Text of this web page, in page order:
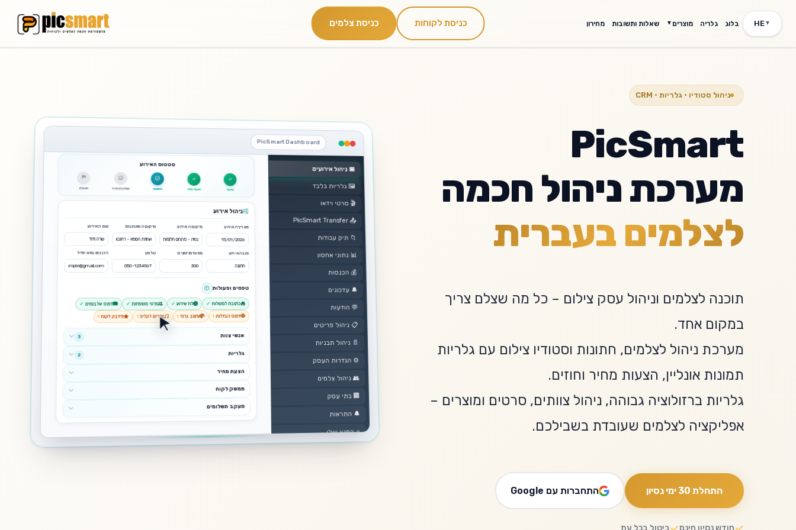
HE▼ בלוג גלריה מוצרים ▼ שאלות ותשובות מחירון כניסת לקוחות כניסת צלמים
כל היכולות במקום אחד
ניהול סטודיו • גלריות • CRM
PicSmart
מערכת ניהול חכמה
לצלמים בעברית
תוכנה לצלמים וניהול עסק צילום – כל מה שצלם צריך
במקום אחד.
מערכת ניהול לצלמים, חתונות וסטודיו צילום עם גלריות
תמונות אונליין, הצעות מחיר וחוזים.
גלריות ברזולוציה גבוהה, ניהול צוותים, סרטים ומוצרים –
אפליקציה לצלמים שעובדת בשבילכם.
התחלת 30 ימי נסיון התחברות עם Google
חודש נסיון חינם ביטול בכל עת
PicSmart Dashboard
📅ניהול אירועים
🖼️גלריות בלבד
🎬 סרטי וידאו
📤
PicSmart Transfer
📁 תיק עבודות
📊 נתוני אחסון
💰 הכנסות
🔔 עדכונים
💬 הודעות
📋 ניהול פריטים
📄 ניהול תבניות
⚙️ הגדרות העסק
👥 ניהול צלמים
🏢בתי עסק
🔔 התראות
⭐המנוי שלי
גלריות
בלבד
גלריות
עצמאיות
ללא אירוע
ופרויקטים
גלריה חדשה סטטיסטיקות
העלאה ת. גלריה
128
15/01/2025
customer@example.com
כניסה לגלריה